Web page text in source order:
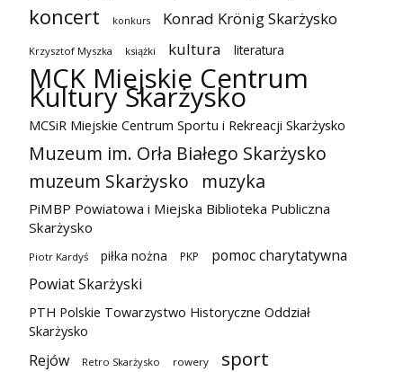
koncert konkurs Konrad Krönig Skarżysko
Krzysztof Myszka książki kultura literatura
MCK Miejskie Centrum
Kultury Skarżysko
MCSiR Miejskie Centrum Sportu i Rekreacji Skarżysko
Muzeum im. Orła Białego Skarżysko
muzeum Skarżysko
muzyka
PiMBP Powiatowa i Miejska Biblioteka Publiczna
Skarżysko
Piotr Kardyś piłka nożna PKP
pomoc charytatywna
Powiat Skarżyski
PTH Polskie Towarzystwo Historyczne Oddział
Skarżysko
Rejów Retro Skarżysko rowery sport